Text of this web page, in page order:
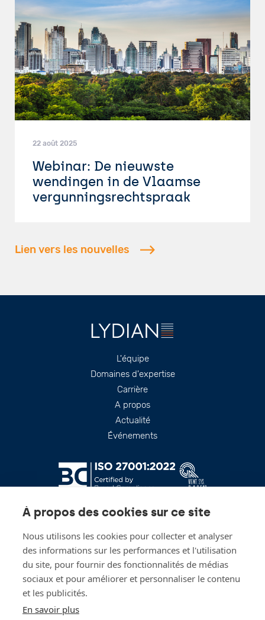
À propos des cookies sur ce site
Nous utilisons les cookies pour collecter et analyser
des informations sur les performances et l'utilisation
du site, pour fournir des fonctionnalités de médias
sociaux et pour améliorer et personnaliser le contenu
et les publicités.
En savoir plus
22 août 2025
Webinar: De nieuwste
wendingen in de Vlaamse
vergunningsrechtspraak
Lien vers les nouvelles
L'équipe
Domaines d'expertise
Carrière
A propos
Actualité
Événements